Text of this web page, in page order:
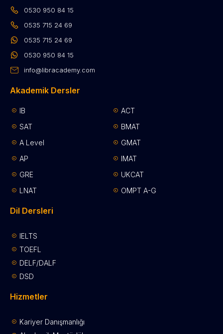
0530 950 84 15​
0535 715 24 69​
0535 715 24 69
0530 950 84 15
info@libracademy.com
Akademik Dersler
IB
SAT
A Level
AP
GRE
LNAT
ACT
BMAT
GMAT
IMAT
UKCAT
OMPT A-G
Dil Dersleri
IELTS
TOEFL
DELF/DALF
DSD
Hizmetler
Kariyer Danışmanlığı